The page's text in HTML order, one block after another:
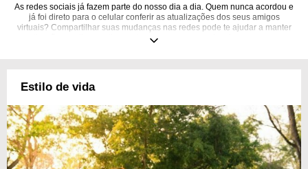
As redes sociais já fazem parte do nosso dia a dia. Quem nunca acordou e
já foi direto para o celular conferir as atualizações dos seus amigos
virtuais? Compartilhar suas mudanças nas redes pode te ajudar a manter
a motivação em dia e motivar outras pessoas que se inspiram no seu novo
frase combina melhor com suas fotos e se jogue nas redes!
Estilo de vida